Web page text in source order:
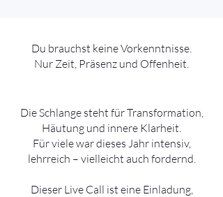
Du brauchst keine Vorkenntnisse.
Nur Zeit, Präsenz und Offenheit.
Die Schlange steht für Transformation,
Häutung und innere Klarheit.
Für viele war dieses Jahr intensiv,
lehrreich – vielleicht auch fordernd.
Dieser Live Call ist eine Einladung,